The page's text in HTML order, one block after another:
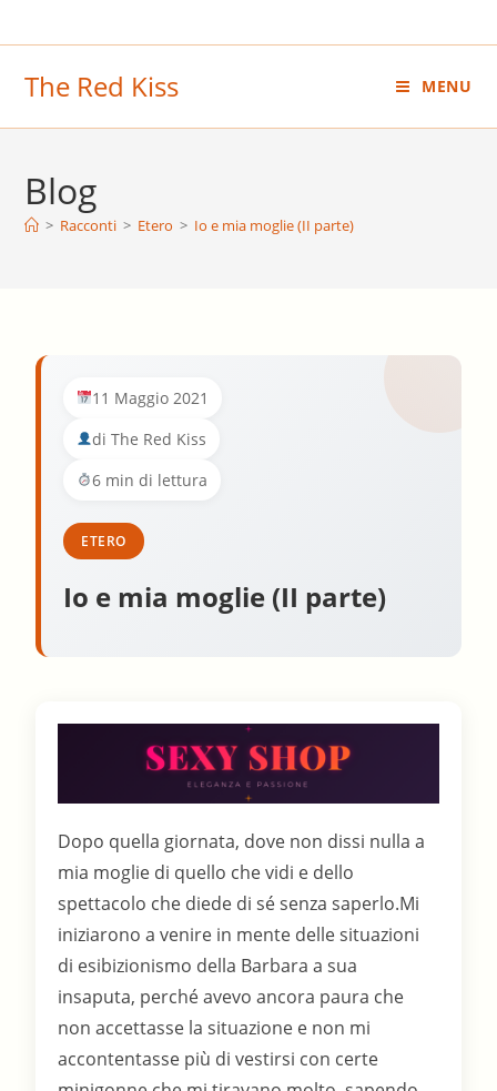
al
The Red Kiss MENU
Blog
> Racconti > Etero > Io e mia moglie (II parte)
11 Maggio 2021
di The Red Kiss
6 min di lettura
ETERO
Io e mia moglie (II parte)
Dopo quella giornata, dove non dissi nulla a
mia moglie di quello che vidi e dello
spettacolo che diede di sé senza saperlo.Mi
iniziarono a venire in mente delle situazioni
di esibizionismo della Barbara a sua
insaputa, perché avevo ancora paura che
non accettasse la situazione e non mi
accontentasse più di vestirsi con certe